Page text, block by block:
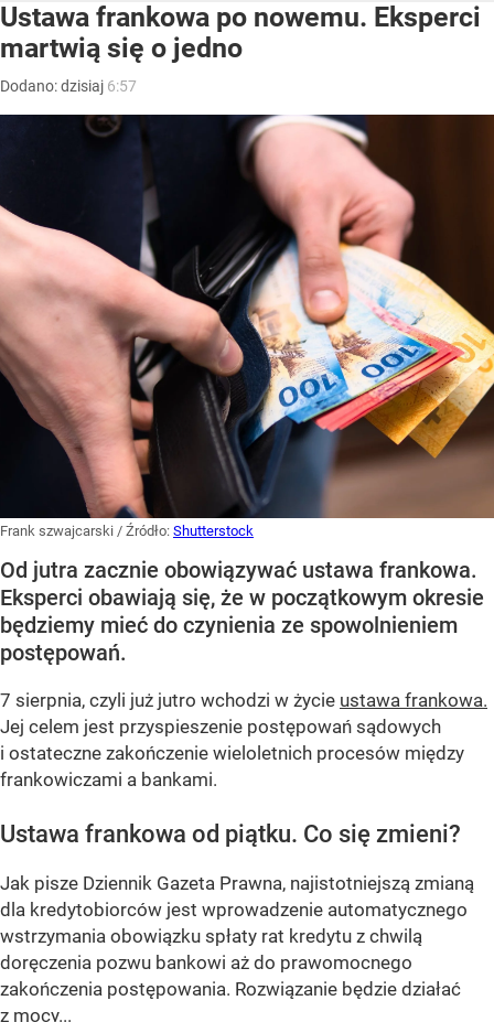
Ustawa frankowa po nowemu. Eksperci
martwią się o jedno
Dodano:dzisiaj 6:57
Frank szwajcarski / Źródło: Shutterstock
Od jutra zacznie obowiązywać ustawa frankowa.
Eksperci obawiają się, że w początkowym okresie
będziemy mieć do czynienia ze spowolnieniem
postępowań.
7 sierpnia, czyli już jutro wchodzi w życie ustawa frankowa.
Jej celem jest przyspieszenie postępowań sądowych
i ostateczne zakończenie wieloletnich procesów między
frankowiczami a bankami.
Ustawa frankowa od piątku. Co się zmieni?
Jak pisze Dziennik Gazeta Prawna, najistotniejszą zmianą
dla kredytobiorców jest wprowadzenie automatycznego
wstrzymania obowiązku spłaty rat kredytu z chwilą
doręczenia pozwu bankowi aż do prawomocnego
zakończenia postępowania. Rozwiązanie będzie działać
z mocy...